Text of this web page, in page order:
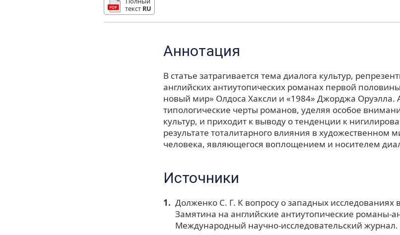
текст RU
Аннотация
В статье затрагивается тема диалога культур,
английских антиутопических романах первой
новый мир» Олдоса Хаксли и «1984» Джорджа Оруэлла.
типологические черты романов, уделяя особое
культур, и приходит к выводу о тенденции к
результате тоталитарного влияния в художественном
человека, являющегося воплощением и носителем
Источники
Долженко С. Г. К вопросу о западных исследованиях
Замятина на английские антиутопические романы-
Международный научно-исследовательский